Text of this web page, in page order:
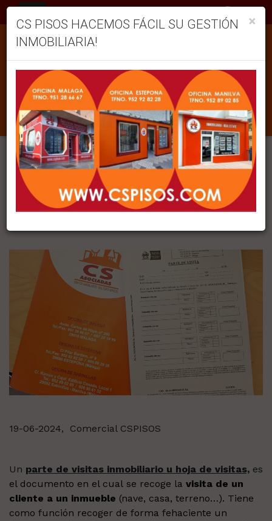
¿SABES QUÉ ES EL PARTE DE
19-06-2024, Comercial CSPISOS
Un parte de visitas inmobiliario u hoja de visitas, es
el documento en el cual se recoge la visita de un
cliente a un inmueble (nave, casa, terreno…). Tiene
como función recoger de forma fehaciente un
×
CS PISOS HACEMOS FÁCIL SU GESTIÓN
INMOBILIARIA!